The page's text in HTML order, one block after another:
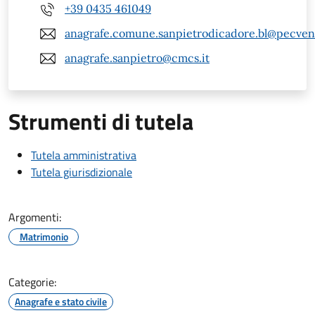
+39 0435 461049
anagrafe.sanpietro@cmcs.it
Strumenti di tutela
Tutela amministrativa
Tutela giurisdizionale
Argomenti:
Matrimonio
Categorie:
Anagrafe e stato civile